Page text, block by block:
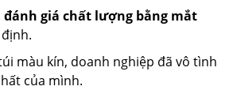
đánh giá chất lượng bằng mắt
màu kín, doanh nghiệp đã vô tình
của mình.